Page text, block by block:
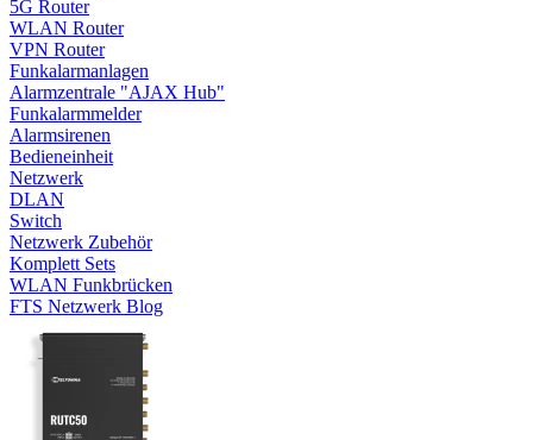
5G Router
WLAN Router
VPN Router
Funkalarmanlagen
Alarmzentrale "AJAX Hub"
Funkalarmmelder
Alarmsirenen
Bedieneinheit
Netzwerk
DLAN
Switch
Netzwerk Zubehör
Komplett Sets
WLAN Funkbrücken
FTS Netzwerk Blog